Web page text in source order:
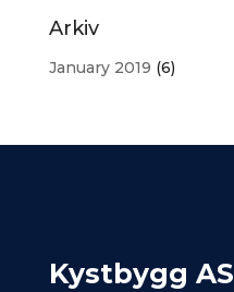
Arkiv
January 2019 (6)
Kystbygg AS